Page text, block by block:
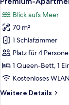
Zweibettzimmer,
Balkon,
Meerblick
Fotos
für
Premium-
Apartment,
1
Schlafzimmer,
Meerblick
Blick aufs Meer
70 m²
1 Schlafzimmer
Platz für 4
1 Queen-Bett, 1
Kostenloses WLAN
Weitere Details
Weitere